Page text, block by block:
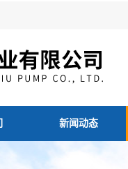
新闻动态